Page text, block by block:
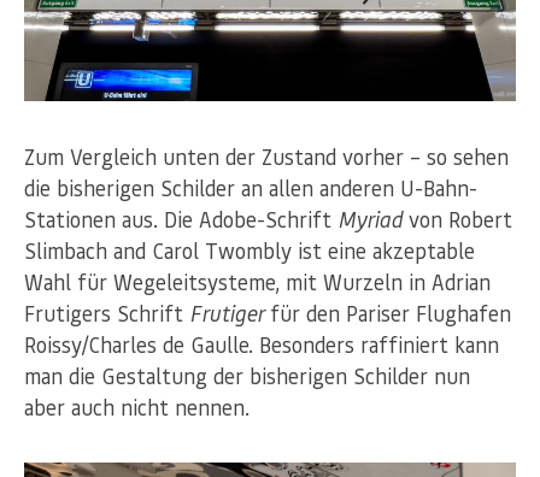
Zum Vergleich unten der Zustand vorher – so sehen
die bisherigen Schilder an allen anderen U-Bahn-
Stationen aus. Die Adobe-Schrift Myriadvon Robert
Slimbach and Carol Twombly ist eine akzeptable
Wahl für Wegeleitsysteme, mit Wurzeln in Adrian
Frutigers Schrift Frutigerfür den Pariser Flughafen
Roissy/Charles de Gaulle. Besonders raffiniert kann
man die Gestaltung der bisherigen Schilder nun
aber auch nicht nennen.